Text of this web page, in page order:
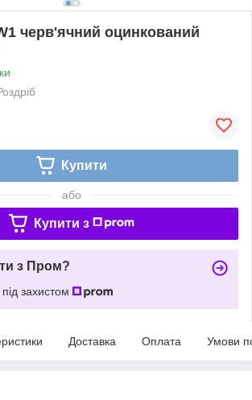
черв'ячний оцинкований
Купити
або
Купити з
з Пром?
захистом
Доставка Оплата Умови